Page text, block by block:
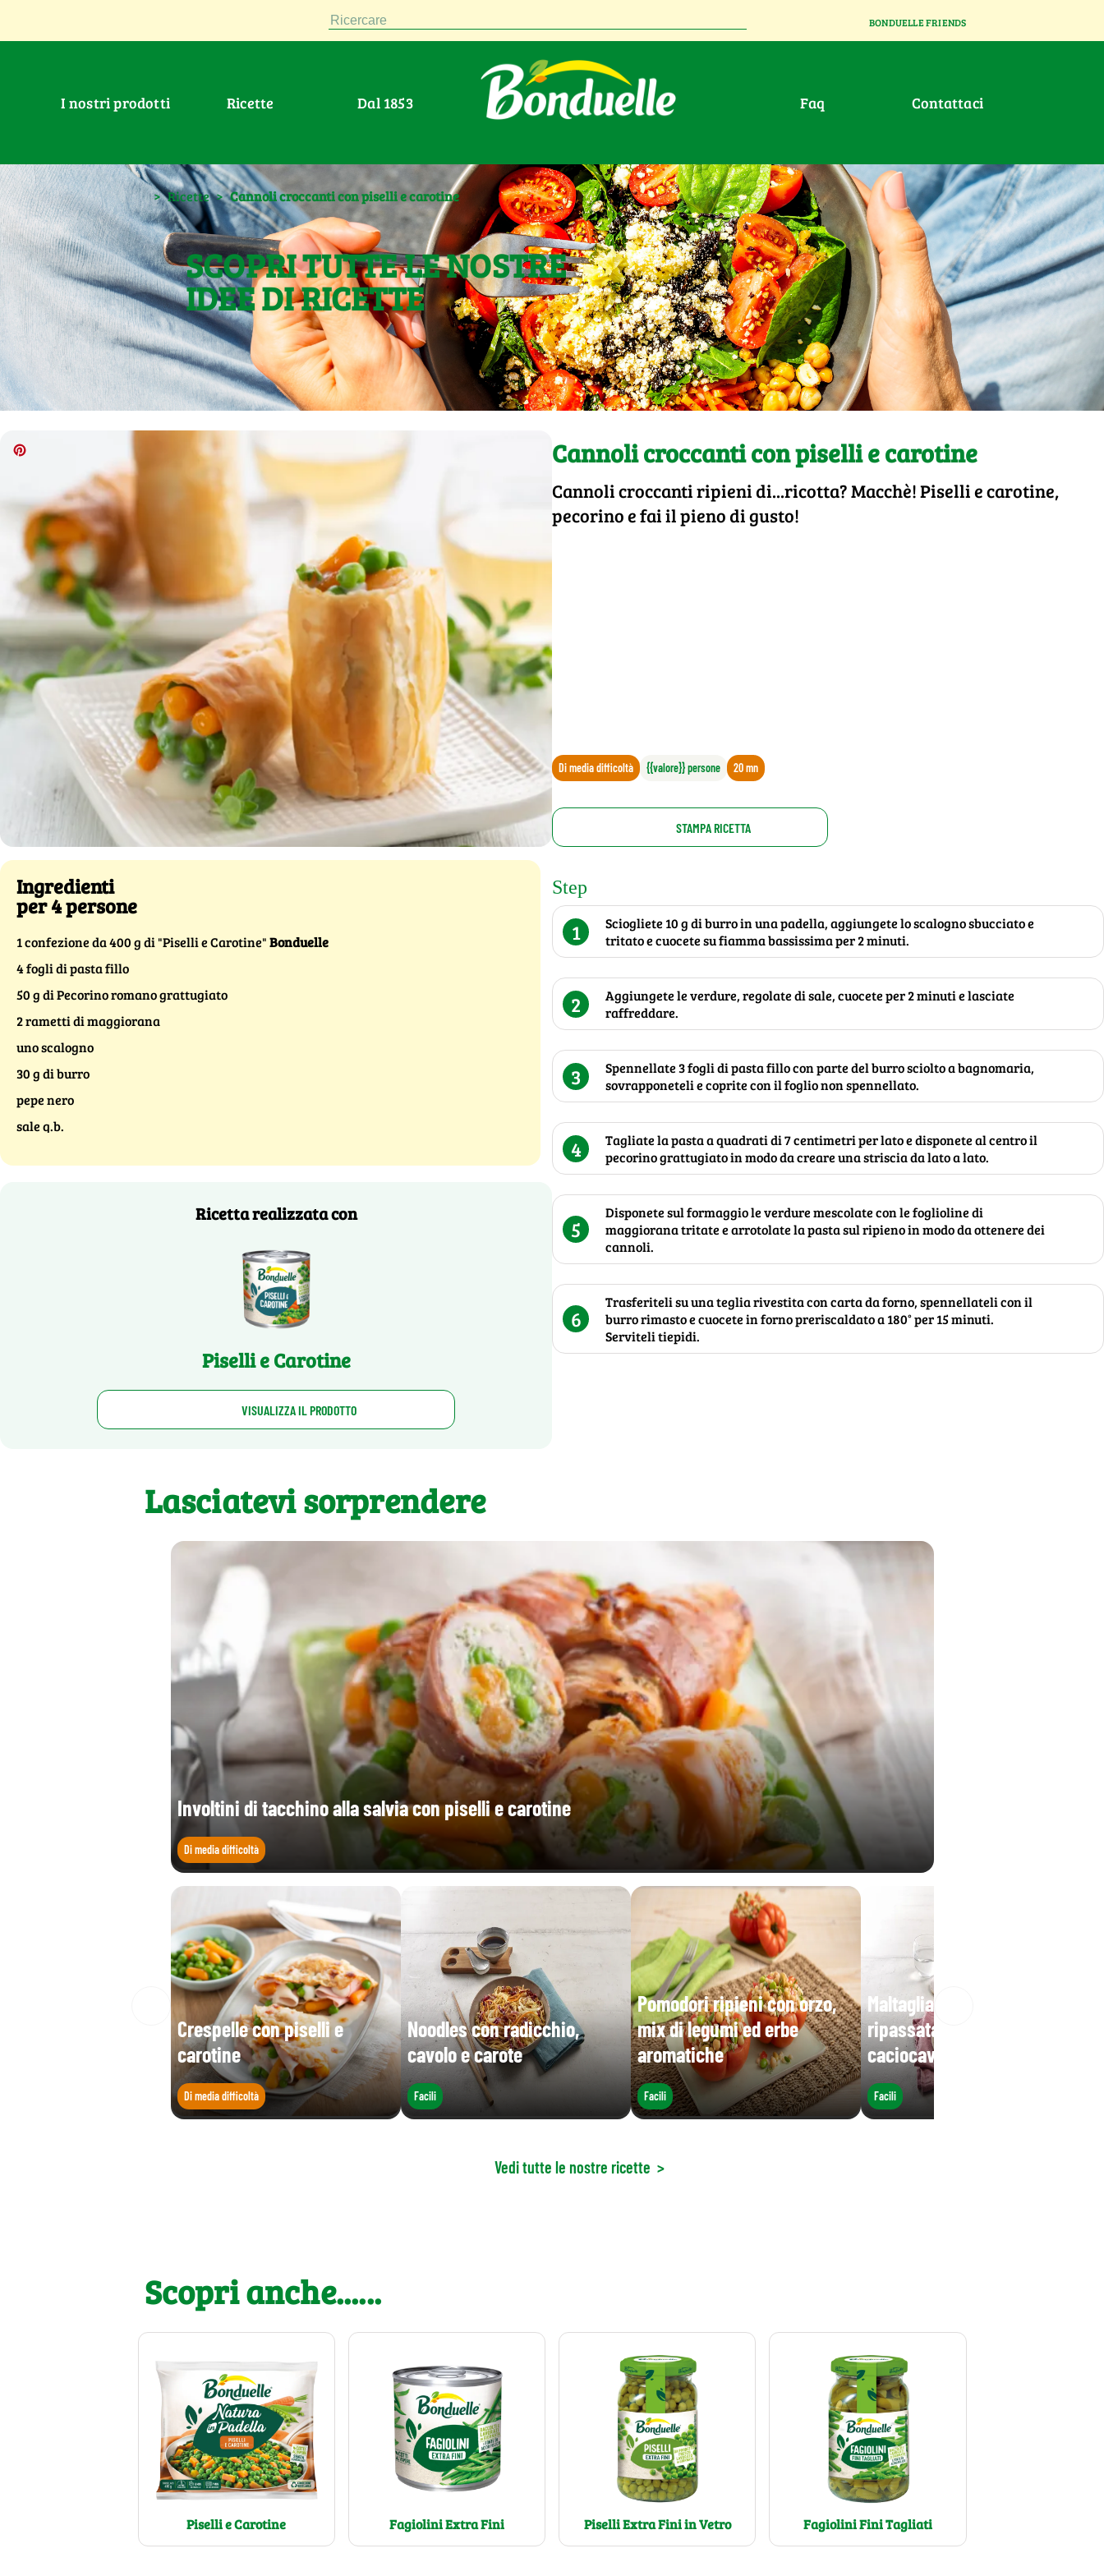
Ricercare BONDUELLE FRIENDS
I nostri prodotti Ricette Dal 1853 faq contattaci
> Ricette > Cannoli croccanti con piselli e carotine
SCOPRI TUTTE LE NOSTRE
IDEE DI RICETTE
Cannoli croccanti con piselli e carotine
Cannoli croccanti ripieni di...ricotta? Macchè! Piselli e carotine,
pecorino e fai il pieno di gusto!
Di media difficoltà {{valore}} persone 20 mn
STAMPA RICETTA
Ingredienti
per 4 persone
1 confezione da 400 g di "Piselli e Carotine"Bonduelle
4 fogli di pasta fillo
50 g di Pecorino romano grattugiato
2 rametti di maggiorana
uno scalogno
30 g di burro
pepe nero
sale q.b.
Ricetta realizzata con
Piselli e Carotine
VISUALIZZA IL PRODOTTO
Step
1
Sciogliete 10 g di burro in una padella, aggiungete lo scalogno sbucciato e
tritato e cuocete su fiamma bassissima per 2 minuti.
2
Aggiungete le verdure, regolate di sale, cuocete per 2 minuti e lasciate
raffreddare.
3
Spennellate 3 fogli di pasta fillo con parte del burro sciolto a bagnomaria,
sovrapponeteli e coprite con il foglio non spennellato.
4
Tagliate la pasta a quadrati di 7 centimetri per lato e disponete al centro il
pecorino grattugiato in modo da creare una striscia da lato a lato.
5
Disponete sul formaggio le verdure mescolate con le foglioline di
maggiorana tritate e arrotolate la pasta sul ripieno in modo da ottenere dei
cannoli.
6
Trasferiteli su una teglia rivestita con carta da forno, spennellateli con il
burro rimasto e cuocete in forno preriscaldato a 180° per 15 minuti.
Serviteli tiepidi.
Lasciatevi sorprendere
Involtini di tacchino alla salvia con piselli e carotine
Di media difficoltà
Crespelle con piselli e
carotine
Di media difficoltà
Noodles con radicchio,
cavolo e carote
Facili
Pomodori ripieni con orzo,
mix di legumi ed erbe
aromatiche
Facili
Maltagliati con scarola
ripassata, porro, olive e
caciocavallo
Facili
Vedi tutte le nostre ricette >
Scopri anche......
Piselli e Carotine Fagiolini Extra Fini Piselli Extra Fini in Vetro Fagiolini Fini Tagliati